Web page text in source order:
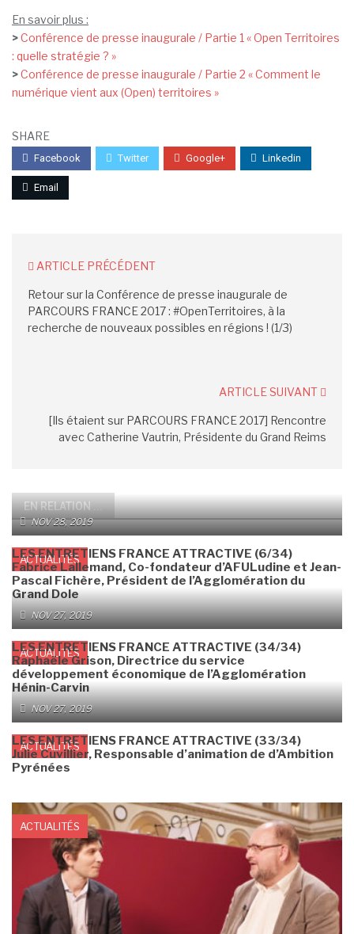
En savoir plus :
>Conférence de presse inaugurale / Partie 1 « Open Territoires
: quelle stratégie ? »
>Conférence de presse inaugurale / Partie 2 « Comment le
numérique vient aux (Open) territoires »
SHARE
Facebook Twitter Google+ Linkedin
Email
ARTICLE PRÉCÉDENT
Retour sur la Conférence de presse inaugurale de
PARCOURS FRANCE 2017 : #OpenTerritoires, à la
recherche de nouveaux possibles en régions ! (1/3)
ARTICLE SUIVANT
[Ils étaient sur PARCOURS FRANCE 2017] Rencontre
avec Catherine Vautrin, Présidente du Grand Reims
EN RELATION ...
ACTUALITÉS
NOV 28, 2019
LES ENTRETIENS FRANCE ATTRACTIVE (6/34)
Fabrice Lallemand, Co-fondateur d’AFULudine et Jean-
Pascal Fichère, Président de l’Agglomération du
Grand Dole
ACTUALITÉS
NOV 27, 2019
LES ENTRETIENS FRANCE ATTRACTIVE (34/34)
Raphaële Grison, Directrice du service
développement économique de l’Agglomération
Hénin-Carvin
ACTUALITÉS
NOV 27, 2019
LES ENTRETIENS FRANCE ATTRACTIVE (33/34)
Julie Cuvillier, Responsable d’animation de d’Ambition
Pyrénées
ACTUALITÉS